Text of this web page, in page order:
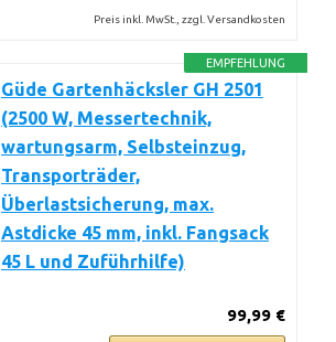
Preis inkl. MwSt., zzgl. Versandkosten
EMPFEHLUNG
Güde Gartenhäcksler GH 2501
(2500 W, Messertechnik,
wartungsarm, Selbsteinzug,
Transporträder,
Überlastsicherung, max.
Astdicke 45 mm, inkl. Fangsack
45 L und Zuführhilfe)
99,99 €